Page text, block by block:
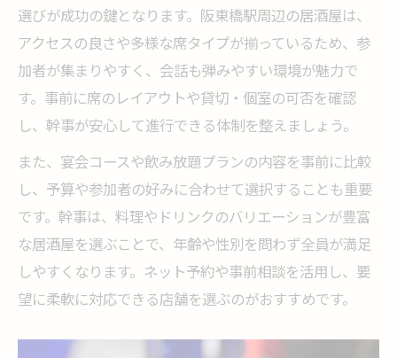
選びが成功の鍵となります。阪東橋駅周辺の居酒屋は、
アクセスの良さや多様な席タイプが揃っているため、参
加者が集まりやすく、会話も弾みやすい環境が魅力で
す。事前に席のレイアウトや貸切・個室の可否を確認
し、幹事が安心して進行できる体制を整えましょう。
また、宴会コースや飲み放題プランの内容を事前に比較
し、予算や参加者の好みに合わせて選択することも重要
です。幹事は、料理やドリンクのバリエーションが豊富
な居酒屋を選ぶことで、年齢や性別を問わず全員が満足
しやすくなります。ネット予約や事前相談を活用し、要
望に柔軟に対応できる店舗を選ぶのがおすすめです。